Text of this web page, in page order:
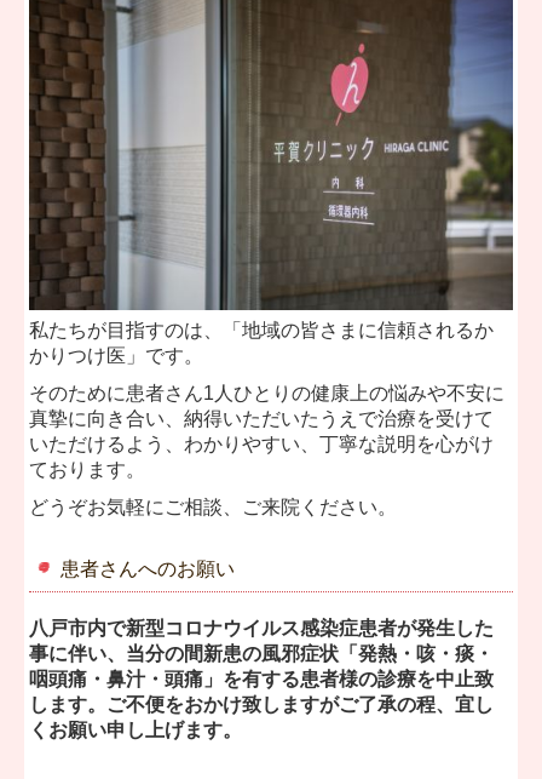
私たちが目指すのは、「地域の皆さまに信頼されるか
かりつけ医」です。
そのために患者さん1人ひとりの健康上の悩みや不安に
真摯に向き合い、納得いただいたうえで治療を受けて
いただけるよう、わかりやすい、丁寧な説明を心がけ
ております。
どうぞお気軽にご相談、ご来院ください。
患者さんへのお願い
八戸市内で新型コロナウイルス感染症患者が発生した
事に伴い、当分の間新患の風邪症状「発熱・咳・痰・
咽頭痛・鼻汁・頭痛」を有する患者様の診療を中止致
します。ご不便をおかけ致しますがご了承の程、宜し
くお願い申し上げます。